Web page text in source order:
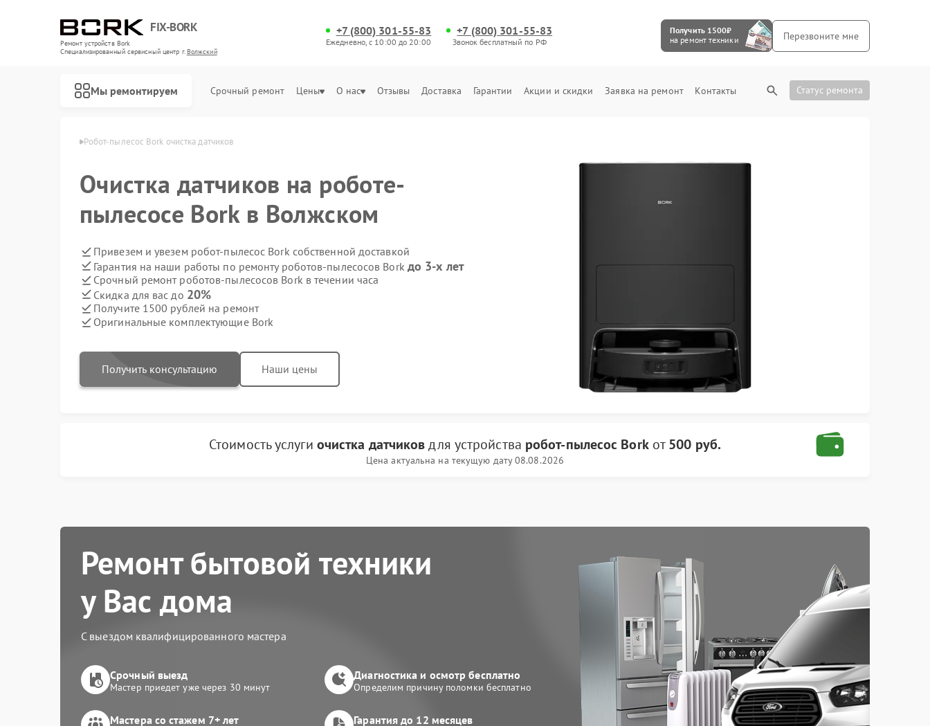
FIX-BORK
Ремонт устройств Bork
Специализированный cервисный центр г.Волжский
+7 (800) 301-55-83
Ежедневно, с 10:00 до 20:00
+7 (800) 301-55-83
Звонок бесплатный по РФ
Получить 1500₽
на ремонт техники
Перезвоните мне
Мы ремонтируем Срочный ремонт Цены О нас Отзывы Доставка Гарантии Акции и скидки Заявка на ремонт Контакты Статус ремонта
Робот-пылесос Bork очистка датчиков
Очистка датчиков на роботе-
пылесосе Bork в Волжском
Привезем и увезем робот-пылесос Bork собственной доставкой
Гарантия на наши работы по ремонту роботов-пылесосов Bork до 3-х лет
Срочный ремонт роботов-пылесосов Bork в течении часа
Скидка для вас до 20%
Получите 1500 рублей на ремонт
Оригинальные комплектующие Bork
Получить консультацию Наши цены
Стоимость услуги очистка датчиковдля устройства робот-пылесос Borkот500 руб.
Цена актуальна на текущую дату 08.08.2026
Ремонт бытовой техники
у Вас дома
С выездом квалифицированного мастера
Срочный выезд
Мастер приедет уже через 30 минут
Диагностика и осмотр бесплатно
Определим причину поломки бесплатно
Мастера со стажем 7+ лет Гарантия до 12 месяцев